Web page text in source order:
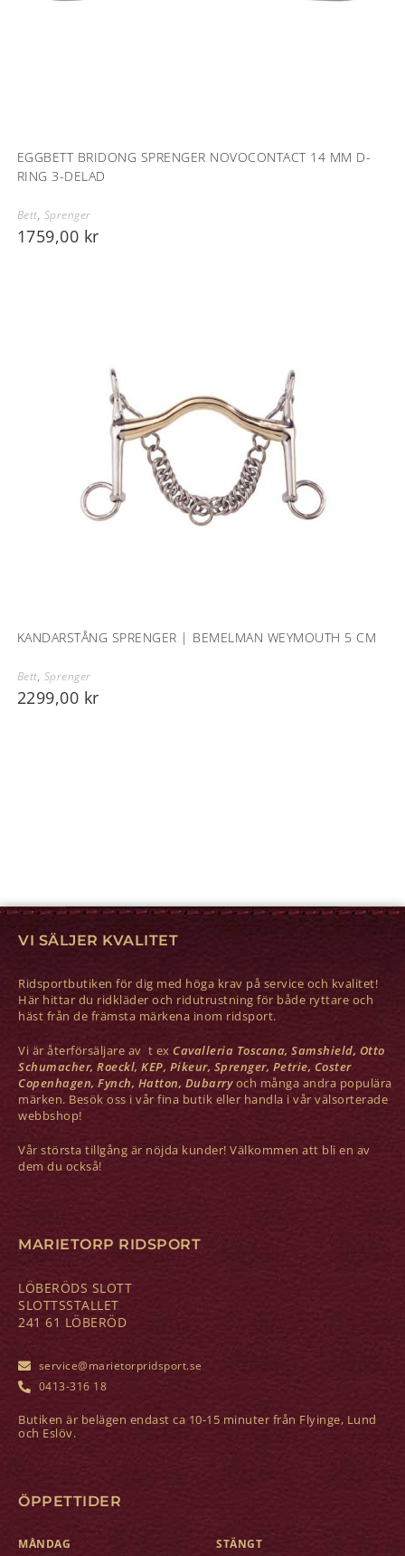
EGGBETT BRIDONG SPRENGER NOVOCONTACT 14 MM D-
RING 3-DELAD
Bett, Sprenger
1759,00 kr
KANDARSTÅNG SPRENGER | BEMELMAN WEYMOUTH 5 CM
Bett, Sprenger
2299,00 kr
VI SÄLJER KVALITET
Ridsportbutiken för dig med höga krav på service och kvalitet!
Här hittar du ridkläder och ridutrustning för både ryttare och
häst från de främsta märkena inom ridsport.
Vi är återförsäljare av t ex Cavalleria Toscana, Samshield, Otto
Schumacher, Roeckl, KEP, Pikeur, Sprenger, Petrie, Coster
Copenhagen, Fynch, Hatton, Dubarryoch många andra populära
märken. Besök oss i vår fina butik eller handla i vår välsorterade
webbshop!
Vår största tillgång är nöjda kunder! Välkommen att bli en av
dem du också!
MARIETORP RIDSPORT
LÖBERÖDS SLOTT
SLOTTSSTALLET
241 61 LÖBERÖD
service@marietorpridsport.se
0413-316 18
Butiken är belägen endast ca 10-15 minuter från Flyinge, Lund
och Eslöv.
ÖPPETTIDER
MÅNDAG
STÄNGT